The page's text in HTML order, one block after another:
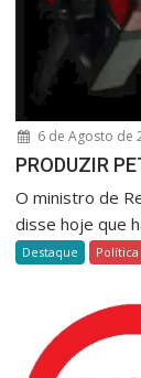
6 de Agosto de
PRODUZIR
O ministro de
disse hoje que
Destaque Política